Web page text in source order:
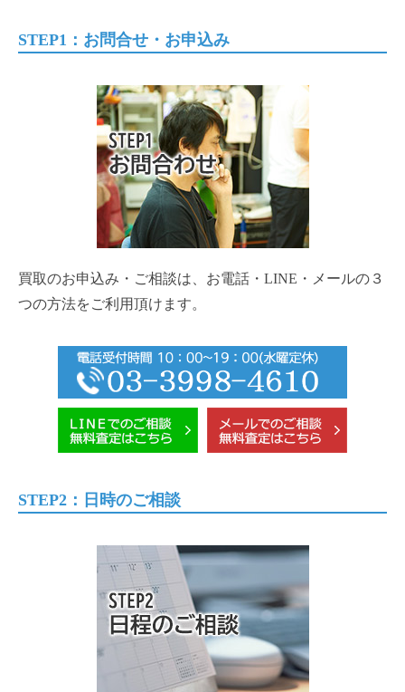
STEP1：お問合せ・お申込み
買取のお申込み・ご相談は、お電話・LINE・メールの３
つの方法をご利用頂けます。
STEP2：日時のご相談